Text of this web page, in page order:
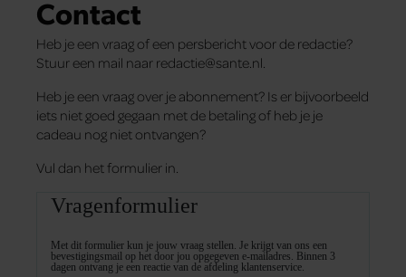
Contact
Heb je een vraag of een persbericht voor de redactie?
Stuur een mail naar redactie@sante.nl.
Heb je een vraag over je abonnement? Is er bijvoorbeeld
iets niet goed gegaan met de betaling of heb je je
cadeau nog niet ontvangen?
Vul dan het formulier in.